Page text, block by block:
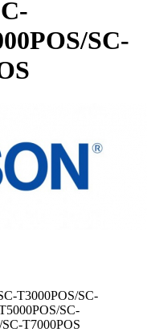
SC-
T3000POS/SC-
SC-
T7000POS